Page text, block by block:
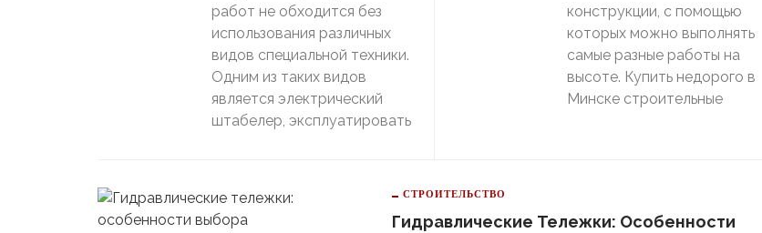
работ не обходится без
использования различных
видов специальной техники.
Одним из таких видов
является электрический
штабелер, эксплуатировать
конструкции, с помощью
которых можно выполнять
самые разные работы на
высоте. Купить недорого в
Минске строительные
СТРОИТЕЛЬСТВО
Гидравлические Тележки: Особенности